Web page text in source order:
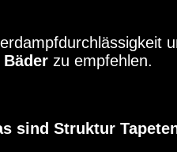
Bäder zu empfehlen.
sind Struktur